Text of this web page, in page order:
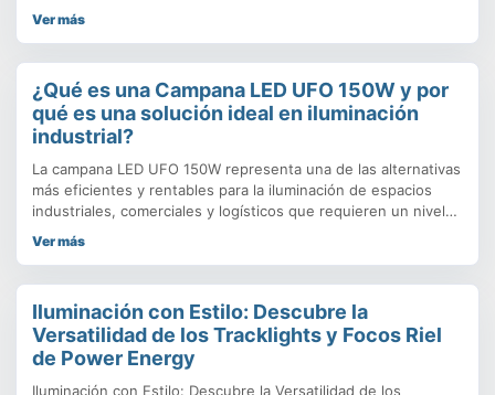
opción predilecta para oficinas, salas de reuniones, hospitales
Ver más
¿Qué es una Campana LED UFO 150W y por
qué es una solución ideal en iluminación
industrial?
La campana LED UFO 150W representa una de las alternativas
más eficientes y rentables para la iluminación de espacios
industriales, comerciales y logísticos que requieren un nivel
de luminosidad elevado, uniforme y duradero. Este tipo de
Ver más
Iluminación con Estilo: Descubre la
Versatilidad de los Tracklights y Focos Riel
de Power Energy
Iluminación con Estilo: Descubre la Versatilidad de los